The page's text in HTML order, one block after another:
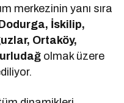
merkezinin yanı sıra
İskilip,
Ortaköy,
olmak üzere